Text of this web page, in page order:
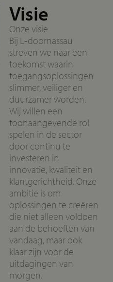
Visie
Onze visie
Bij L‑doornassau
streven we naar een
toekomst waarin
toegangsoplossingen
slimmer, veiliger en
duurzamer worden.
Wij willen een
toonaangevende rol
spelen in de sector
door continu te
investeren in
innovatie, kwaliteit en
klantgerichtheid. Onze
ambitie is om
oplossingen te creëren
die niet alleen voldoen
aan de behoeften van
vandaag, maar ook
klaar zijn voor de
uitdagingen van
morgen.